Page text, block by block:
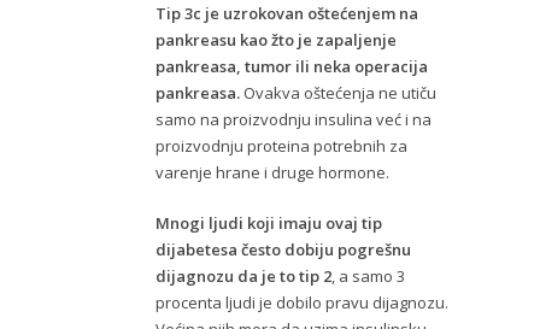
Tip 3c je uzrokovan oštećenjem na
pankreasu kao žto je zapaljenje
pankreasa, tumor ili neka operacija
pankreasa. Ovakva oštećenja ne utiču
samo na proizvodnju insulina već i na
proizvodnju proteina potrebnih za
varenje hrane i druge hormone.
Mnogi ljudi koji imaju ovaj tip
dijabetesa često dobiju pogrešnu
dijagnozu da je to tip 2, a samo 3
procenta ljudi je dobilo pravu dijagnozu.